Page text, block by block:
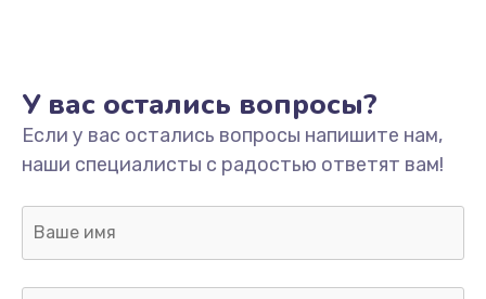
Модернизация
2100 руб.
2000 руб.
У вас остались вопросы?
Если у вас остались вопросы напишите нам,
наши специалисты с радостью ответят вам!